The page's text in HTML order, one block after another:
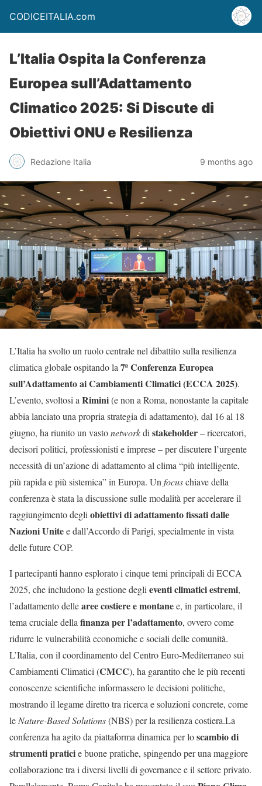
CODICEITALIA.com
L’Italia Ospita la Conferenza
Europea sull’Adattamento
Climatico 2025: Si Discute di
Obiettivi ONU e Resilienza
Redazione Italia 9 months ago
L’Italia ha svolto un ruolo centrale nel dibattito sulla resilienza
climatica globale ospitando la7ª Conferenza Europea
sull’Adattamento ai Cambiamenti Climatici (ECCA 2025).
L’evento, svoltosi aRimini(e non a Roma, nonostante la capitale
abbia lanciato una propria strategia di adattamento), dal 16 al 18
giugno, ha riunito un vastonetworkdistakeholder– ricercatori,
decisori politici, professionisti e imprese – per discutere l’urgente
necessità di un’azione di adattamento al clima “più intelligente,
più rapida e più sistemica” in Europa. Unfocuschiave della
conferenza è stata la discussione sulle modalità per accelerare il
raggiungimento degliobiettivi di adattamento fissati dalle
Nazioni Unitee dall’Accordo di Parigi, specialmente in vista
delle future COP.
I partecipanti hanno esplorato i cinque temi principali di ECCA
2025, che includono la gestione deglieventi climatici estremi,
l’adattamento dellearee costiere e montanee, in particolare, il
tema cruciale dellafinanza per l’adattamento, ovvero come
ridurre le vulnerabilità economiche e sociali delle comunità.
L’Italia, con il coordinamento del Centro Euro-Mediterraneo sui
Cambiamenti Climatici (CMCC), ha garantito che le più recenti
conoscenze scientifiche informassero le decisioni politiche,
mostrando il legame diretto tra ricerca e soluzioni concrete, come
leNature-Based Solutions(NBS) per la resilienza costiera.La
conferenza ha agito da piattaforma dinamica per loscambio di
strumenti praticie buone pratiche, spingendo per una maggiore
collaborazione tra i diversi livelli di governance e il settore privato.